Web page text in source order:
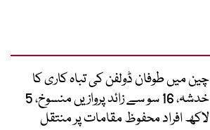
چین میں طوفان ڈولفن کی تباہ کاری کا
خدشہ، 16 سو سے زائد پروازیں منسوخ، 5
لاکھ افراد محفوظ مقامات پر منتقل